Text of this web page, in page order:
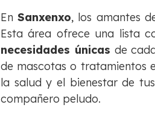
EnSanxenxo, los amantes
Esta área ofrece una lista
necesidades únicas de
de mascotas o tratamientos
la salud y el bienestar de
compañero peludo.